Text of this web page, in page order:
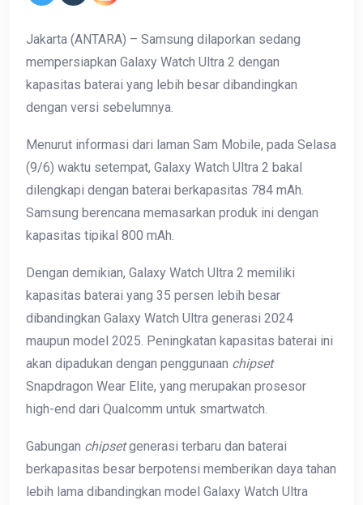
Jakarta (ANTARA) – Samsung dilaporkan sedang
mempersiapkan Galaxy Watch Ultra 2 dengan
kapasitas baterai yang lebih besar dibandingkan
dengan versi sebelumnya.
Menurut informasi dari laman Sam Mobile, pada Selasa
(9/6) waktu setempat, Galaxy Watch Ultra 2 bakal
dilengkapi dengan baterai berkapasitas 784 mAh.
Samsung berencana memasarkan produk ini dengan
kapasitas tipikal 800 mAh.
Dengan demikian, Galaxy Watch Ultra 2 memiliki
kapasitas baterai yang 35 persen lebih besar
dibandingkan Galaxy Watch Ultra generasi 2024
maupun model 2025. Peningkatan kapasitas baterai ini
akan dipadukan dengan penggunaan chipset
Snapdragon Wear Elite, yang merupakan prosesor
high-end dari Qualcomm untuk smartwatch.
Gabungan chipsetgenerasi terbaru dan baterai
berkapasitas besar berpotensi memberikan daya tahan
lebih lama dibandingkan model Galaxy Watch Ultra